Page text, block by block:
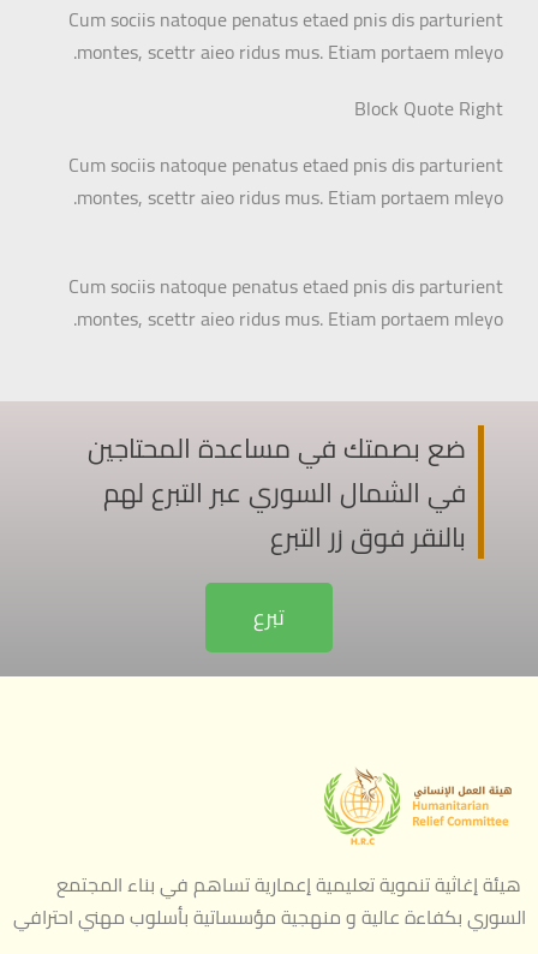
Cum sociis natoque penatus etaed pnis dis parturient
montes, scettr aieo ridus mus. Etiam portaem mleyo.
Block Quote Right
Cum sociis natoque penatus etaed pnis dis parturient
montes, scettr aieo ridus mus. Etiam portaem mleyo.
Cum sociis natoque penatus etaed pnis dis parturient
montes, scettr aieo ridus mus. Etiam portaem mleyo.
ضع بصمتك في مساعدة المحتاجين
في الشمال السوري عبر التبرع لهم
بالنقر فوق زر التبرع
تبرع
هيئة إغاثية تنموية تعليمية إعمارية تساهم في بناء المجتمع
السوري بكفاءة عالية و منهجية مؤسساتية بأسلوب مهني احترافي